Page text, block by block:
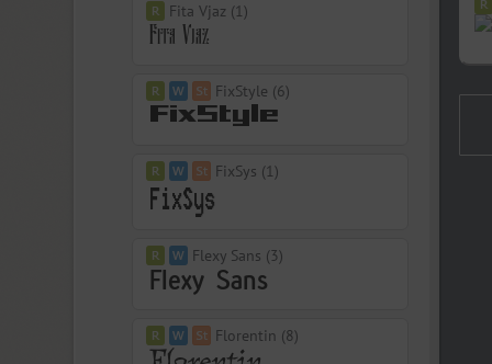
Fita Vjaz (1)
FixStyle (6)
FixSys (1)
Flexy Sans (3)
Florentin (8)